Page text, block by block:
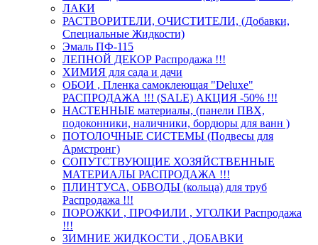
ЛАКИ
РАСТВОРИТЕЛИ, ОЧИСТИТЕЛИ, (Добавки,
Специальные Жидкости)
Эмаль ПФ-115
ЛЕПНОЙ ДЕКОР Распродажа !!!
ХИМИЯ для сада и дачи
ОБОИ , Пленка самоклеющая "Deluxe"
РАСПРОДАЖА !!! (SALE) АКЦИЯ -50% !!!
НАСТЕННЫЕ материалы, (панели ПВХ,
подоконники, наличники, бордюры для ванн )
ПОТОЛОЧНЫЕ СИСТЕМЫ (Подвесы для
Армстронг)
СОПУТСТВУЮЩИЕ ХОЗЯЙСТВЕННЫЕ
МАТЕРИАЛЫ РАСПРОДАЖА !!!
ПЛИНТУСА, ОБВОДЫ (кольца) для труб
Распродажа !!!
ПОРОЖКИ , ПРОФИЛИ , УГОЛКИ Распродажа
!!!
ЗИМНИЕ ЖИДКОСТИ , ДОБАВКИ